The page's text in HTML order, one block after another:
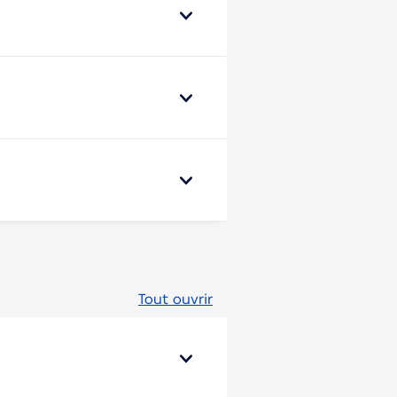
Tout ouvrir